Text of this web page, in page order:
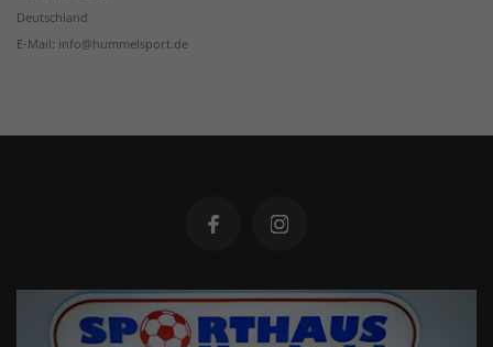
Deutschland
E-Mail: info@hummelsport.de